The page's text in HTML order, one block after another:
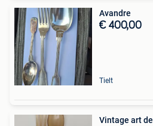
Avandre
€ 400,00
Tielt
Vintage art